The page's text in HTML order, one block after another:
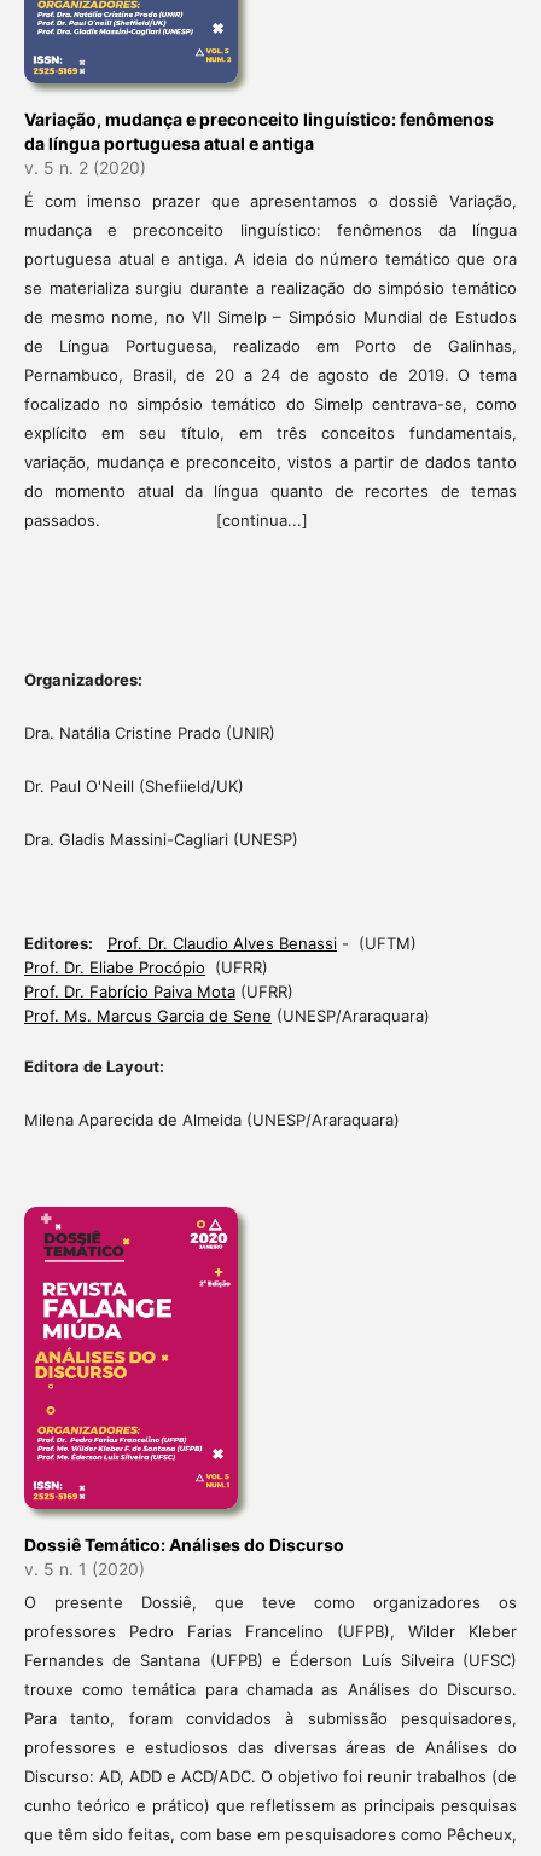
Variação, mudança e preconceito linguístico: fenômenos
da língua portuguesa atual e antiga
v. 5 n. 2 (2020)
É com imenso prazer que apresentamos o dossiê Variação,
mudança e preconceito linguístico: fenômenos da língua
portuguesa atual e antiga. A ideia do número temático que ora
se materializa surgiu durante a realização do simpósio temático
de mesmo nome, no VII Simelp – Simpósio Mundial de Estudos
de Língua Portuguesa, realizado em Porto de Galinhas,
Pernambuco, Brasil, de 20 a 24 de agosto de 2019. O tema
focalizado no simpósio temático do Simelp centrava-se, como
explícito em seu título, em três conceitos fundamentais,
variação, mudança e preconceito, vistos a partir de dados tanto
do momento atual da língua quanto de recortes de temas
passados. [continua...]
Organizadores:
Dra. Natália Cristine Prado (UNIR)
Dr. Paul O'Neill (Shefiield/UK)
Dra. Gladis Massini-Cagliari (UNESP)
Editores: Prof. Dr. Claudio Alves Benassi- (UFTM)
Prof. Dr. Eliabe Procópio (UFRR)
Prof. Dr. Fabrício Paiva Mota(UFRR)
Prof. Ms. Marcus Garcia de Sene (UNESP/Araraquara)
Editora de Layout:
Milena Aparecida de Almeida (UNESP/Araraquara)
Dossiê Temático: Análises do Discurso
v. 5 n. 1 (2020)
O presente Dossiê, que teve como organizadores os
professores Pedro Farias Francelino (UFPB), Wilder Kleber
Fernandes de Santana (UFPB) e Éderson Luís Silveira (UFSC)
trouxe como temática para chamada as Análises do Discurso.
Para tanto, foram convidados à submissão pesquisadores,
professores e estudiosos das diversas áreas de Análises do
Discurso: AD, ADD e ACD/ADC. O objetivo foi reunir trabalhos (de
cunho teórico e prático) que refletissem as principais pesquisas
que têm sido feitas, com base em pesquisadores como Pêcheux,